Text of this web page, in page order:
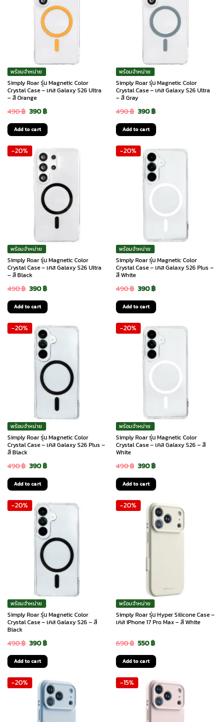
พร้อมจำหน่าย
Simply Roar รุ่น Magnetic Color
Crystal Case – เคส Galaxy S26 Ultra
– สี Orange
490฿ Original
price
was:
490 ฿.
390฿Current
price
390 ฿.
Add to cart
พร้อมจำหน่าย
Simply Roar รุ่น Magnetic Color
Crystal Case – เคส Galaxy S26 Ultra
– สี Gray
490฿ Original
price
was:
490 ฿.
390฿Current
price
390 ฿.
Add to cart
-20%
พร้อมจำหน่าย
Simply Roar รุ่น Magnetic Color
Crystal Case – เคส Galaxy S26 Ultra
– สี Black
490฿ Original
price
was:
490 ฿.
390฿Current
price
is:
390 ฿.
Add to cart
-20%
พร้อมจำหน่าย
Simply Roar รุ่น Magnetic Color
Crystal Case – เคส Galaxy S26 Plus –
สี White
490฿ Original
price
was:
490 ฿.
390฿Current
price
is:
390 ฿.
Add to cart
-20%
พร้อมจำหน่าย
Simply Roar รุ่น Magnetic Color
Crystal Case – เคส Galaxy S26 Plus –
สี Black
490฿ Original
price
was:
490 ฿.
390฿Current
price
is:
390 ฿.
Add to cart
-20%
พร้อมจำหน่าย
Simply Roar รุ่น Magnetic Color
Crystal Case – เคส Galaxy S26 – สี
White
490฿ Original
price
was:
490 ฿.
390฿Current
price
is:
390 ฿.
Add to cart
-20%
พร้อมจำหน่าย
Simply Roar รุ่น Magnetic Color
Crystal Case – เคส Galaxy S26 – สี
Black
490฿ Original
price
was:
490 ฿.
390฿Current
price
is:
390 ฿.
Add to cart
-20%
พร้อมจำหน่าย
Simply Roar รุ่น Hyper Silicone Case –
เคส iPhone 17 Pro Max – สี White
690฿ Original
price
was:
690 ฿.
550฿Current
price
is:
550 ฿.
Add to cart
-20% -15%